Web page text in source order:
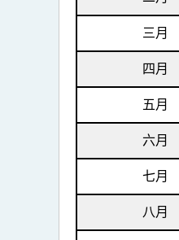
三月
四月
五月
六月
七月
八月